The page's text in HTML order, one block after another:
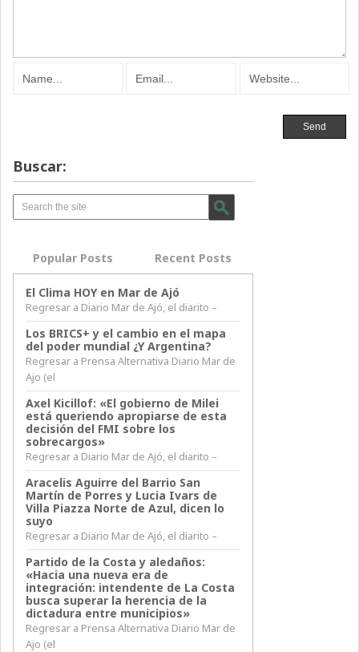
Buscar:
Popular Posts Recent Posts
El Clima HOY en Mar de Ajó
Regresar a Diario Mar de Ajó, el diarito –
Los BRICS+ y el cambio en el mapa
del poder mundial ¿Y Argentina?
Regresar a Prensa Alternativa Diario Mar de
Ajo (el
Axel Kicillof: «El gobierno de Milei
está queriendo apropiarse de esta
decisión del FMI sobre los
sobrecargos»
Regresar a Diario Mar de Ajó, el diarito –
Aracelis Aguirre del Barrio San
Martín de Porres y Lucia Ivars de
Villa Piazza Norte de Azul, dicen lo
suyo
Regresar a Diario Mar de Ajó, el diarito –
Partido de la Costa y aledaños:
«Hacia una nueva era de
integración: intendente de La Costa
busca superar la herencia de la
dictadura entre municipios»
Regresar a Prensa Alternativa Diario Mar de
Ajo (el